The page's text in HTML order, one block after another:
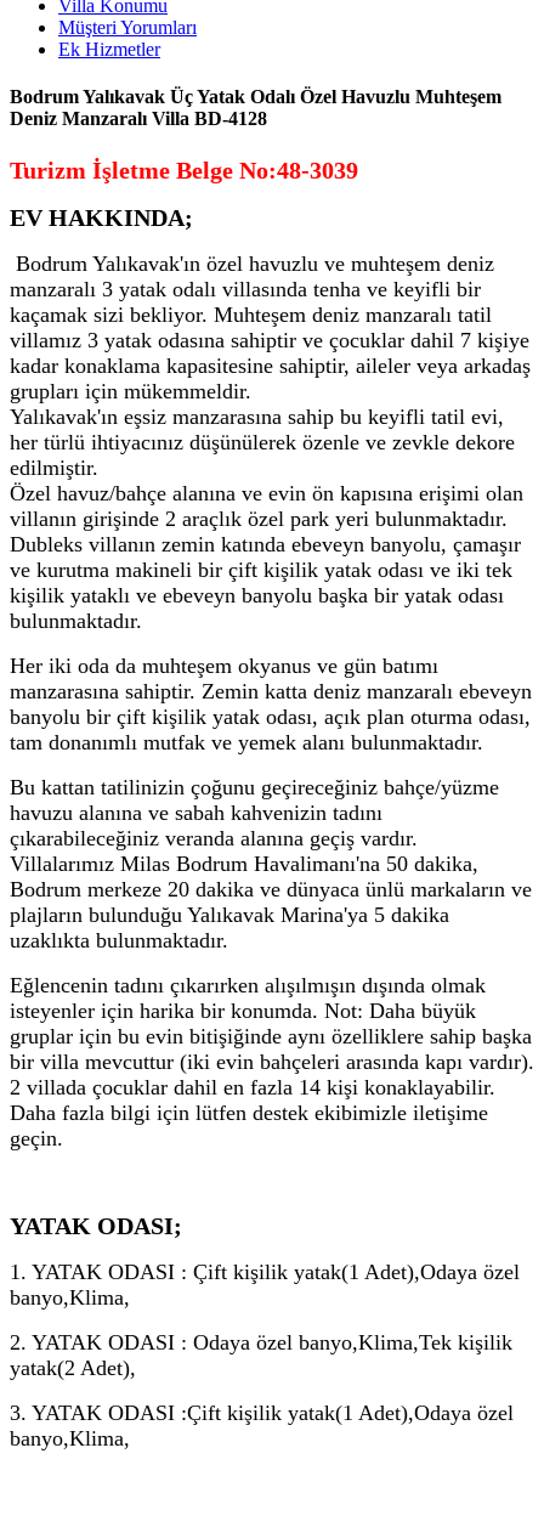
Villa Konumu
Müşteri Yorumları
Ek Hizmetler
Bodrum Yalıkavak Üç Yatak Odalı Özel Havuzlu Muhteşem
Deniz Manzaralı Villa BD-4128
Turizm İşletme Belge No:48-3039
EV HAKKINDA;
Bodrum Yalıkavak'ın özel havuzlu ve muhteşem deniz
manzaralı 3 yatak odalı villasında tenha ve keyifli bir
kaçamak sizi bekliyor. Muhteşem deniz manzaralı tatil
villamız 3 yatak odasına sahiptir ve çocuklar dahil 7 kişiye
kadar konaklama kapasitesine sahiptir, aileler veya arkadaş
grupları için mükemmeldir.
Yalıkavak'ın eşsiz manzarasına sahip bu keyifli tatil evi,
her türlü ihtiyacınız düşünülerek özenle ve zevkle dekore
edilmiştir.
Özel havuz/bahçe alanına ve evin ön kapısına erişimi olan
villanın girişinde 2 araçlık özel park yeri bulunmaktadır.
Dubleks villanın zemin katında ebeveyn banyolu, çamaşır
ve kurutma makineli bir çift kişilik yatak odası ve iki tek
kişilik yataklı ve ebeveyn banyolu başka bir yatak odası
bulunmaktadır.
Her iki oda da muhteşem okyanus ve gün batımı
manzarasına sahiptir. Zemin katta deniz manzaralı ebeveyn
banyolu bir çift kişilik yatak odası, açık plan oturma odası,
tam donanımlı mutfak ve yemek alanı bulunmaktadır.
Bu kattan tatilinizin çoğunu geçireceğiniz bahçe/yüzme
havuzu alanına ve sabah kahvenizin tadını
çıkarabileceğiniz veranda alanına geçiş vardır.
Villalarımız Milas Bodrum Havalimanı'na 50 dakika,
Bodrum merkeze 20 dakika ve dünyaca ünlü markaların ve
plajların bulunduğu Yalıkavak Marina'ya 5 dakika
uzaklıkta bulunmaktadır.
Eğlencenin tadını çıkarırken alışılmışın dışında olmak
isteyenler için harika bir konumda. Not: Daha büyük
gruplar için bu evin bitişiğinde aynı özelliklere sahip başka
bir villa mevcuttur (iki evin bahçeleri arasında kapı vardır).
2 villada çocuklar dahil en fazla 14 kişi konaklayabilir.
Daha fazla bilgi için lütfen destek ekibimizle iletişime
geçin.
YATAK ODASI;
1. YATAK ODASI : Çift kişilik yatak(1 Adet),Odaya özel
banyo,Klima,
2. YATAK ODASI : Odaya özel banyo,Klima,Tek kişilik
yatak(2 Adet),
3. YATAK ODASI :Çift kişilik yatak(1 Adet),Odaya özel
banyo,Klima,